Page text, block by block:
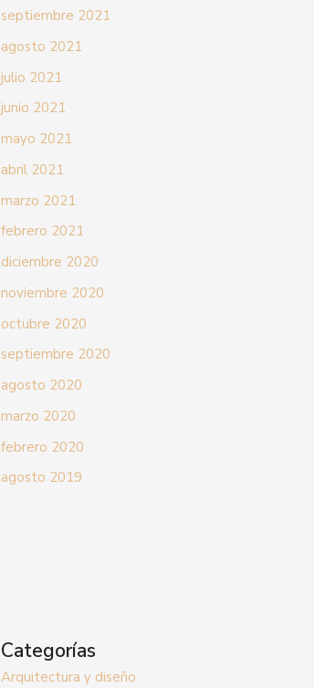
septiembre 2021
agosto 2021
julio 2021
junio 2021
mayo 2021
abril 2021
marzo 2021
febrero 2021
diciembre 2020
noviembre 2020
octubre 2020
septiembre 2020
agosto 2020
marzo 2020
febrero 2020
agosto 2019
Categorías
Arquitectura y diseño